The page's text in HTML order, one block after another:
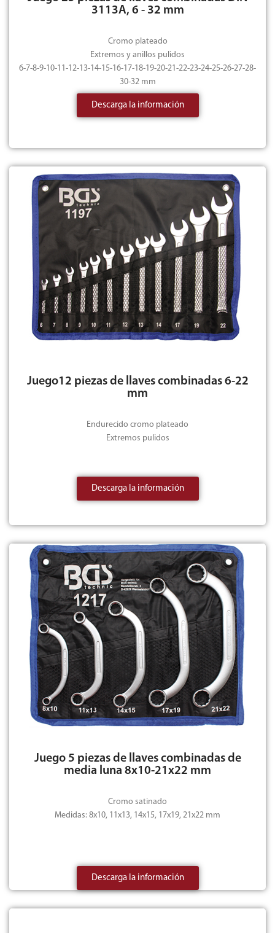
3113A, 6 - 32 mm
Cromo plateado
Extremos y anillos pulidos
6-7-8-9-10-11-12-13-14-15-16-17-18-19-20-21-22-23-24-25-26-27-28-
30-32 mm
Descarga la información
Juego12 piezas de llaves combinadas 6-22
mm
Endurecido cromo plateado
Extremos pulidos
Descarga la información
Juego 5 piezas de llaves combinadas de
media luna 8x10-21x22 mm
Cromo satinado
Medidas: 8x10, 11x13, 14x15, 17x19, 21x22 mm
Descarga la información